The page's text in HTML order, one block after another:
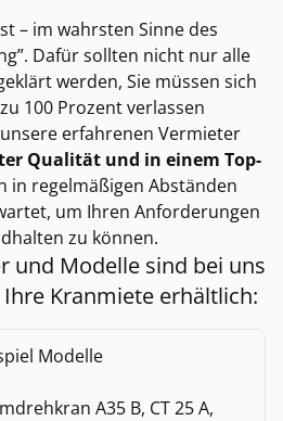
– im wahrsten Sinne des
Dafür sollten nicht nur alle
werden, Sie müssen sich
100 Prozent verlassen
erfahrenen Vermieter
Qualität und in einem Top-
in regelmäßigen Abständen
um Ihren Anforderungen
zu können.
und Modelle sind bei uns
Kranmiete erhältlich:
Modelle
A35 B, CT 25 A,